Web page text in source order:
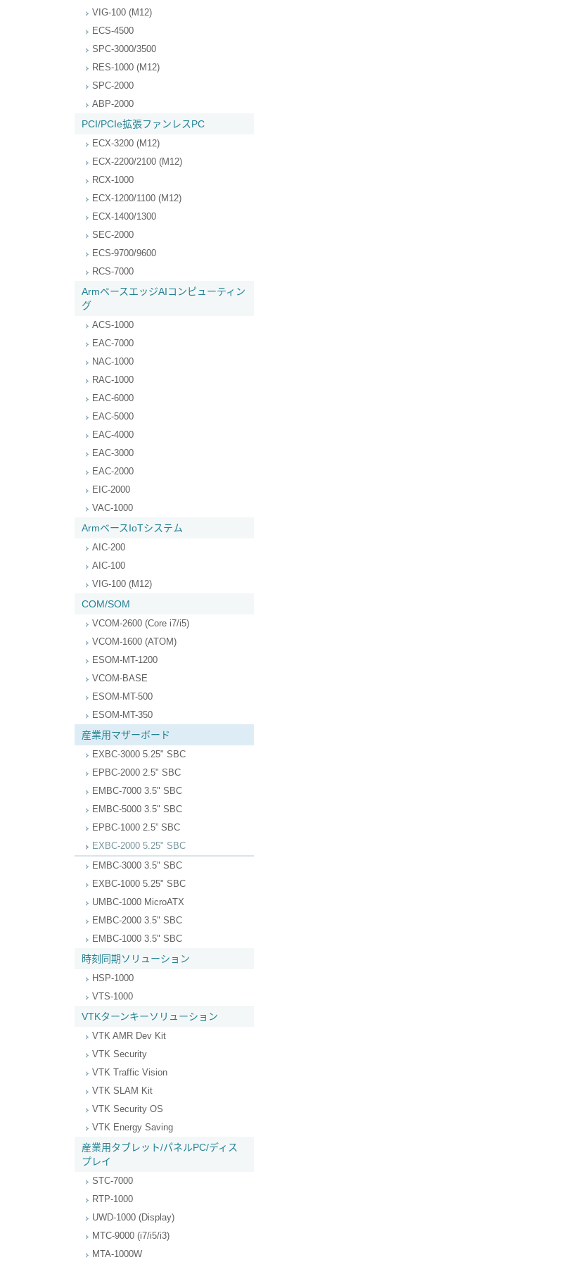
VIG-100 (M12)
ECS-4500
SPC-3000/3500
RES-1000 (M12)
SPC-2000
ABP-2000
PCI/PCIe拡張ファンレスPC
ECX-3200 (M12)
ECX-2200/2100 (M12)
RCX-1000
ECX-1200/1100 (M12)
ECX-1400/1300
SEC-2000
ECS-9700/9600
RCS-7000
ArmベースエッジAIコンピューティン
グ
ACS-1000
EAC-7000
NAC-1000
RAC-1000
EAC-6000
EAC-5000
EAC-4000
EAC-3000
EAC-2000
EIC-2000
VAC-1000
ArmベースIoTシステム
AIC-200
AIC-100
VIG-100 (M12)
COM/SOM
VCOM-2600 (Core i7/i5)
VCOM-1600 (ATOM)
ESOM-MT-1200
VCOM-BASE
ESOM-MT-500
ESOM-MT-350
産業用マザーボード
EXBC-3000 5.25" SBC
EPBC-2000 2.5" SBC
EMBC-7000 3.5" SBC
EMBC-5000 3.5" SBC
EPBC-1000 2.5” SBC
EXBC-2000 5.25" SBC
EMBC-3000 3.5" SBC
EXBC-1000 5.25" SBC
UMBC-1000 MicroATX
EMBC-2000 3.5" SBC
EMBC-1000 3.5" SBC
時刻同期ソリューション
HSP-1000
VTS-1000
VTKターンキーソリューション
VTK AMR Dev Kit
VTK Security
VTK Traffic Vision
VTK SLAM Kit
VTK Security OS
VTK Energy Saving
産業用タブレット/パネルPC/ディス
プレイ
STC-7000
RTP-1000
UWD-1000 (Display)
MTC-9000 (i7/i5/i3)
MTA-1000W